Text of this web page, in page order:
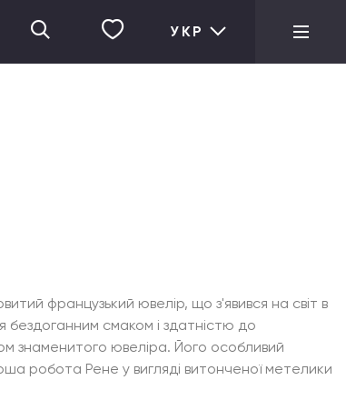
УКР
французький ювелір, що з'явився на світ в
бездоганним смаком і здатністю до
знаменитого ювеліра. Його особливий
робота Рене у вигляді витонченої метелики